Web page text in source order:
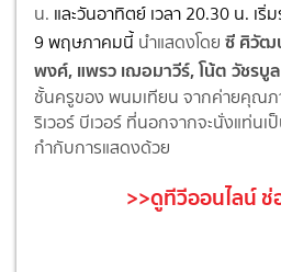
น. และวันอาทิตย์ เวลา 20.30 น. เริ่
9 พฤษภาคมนี้ นำแสดงโดย ซี ศิวัฒ
พงศ์, แพรว เฌอมาวีร์, โน้ต วัชรบูล
ชั้นครูของ พนมเทียน จากค่ายคุณภ
ริเวอร์ บีเวอร์ ที่นอกจากจะนั่งแท่น
กำกับการแสดงด้วย
>>ดูทีวีออนไลน์ ช่